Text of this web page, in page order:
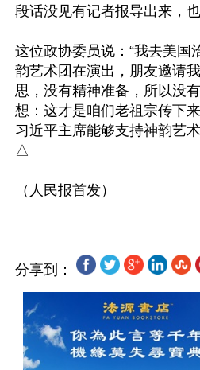
段话没见有记者报导出来，
这位政协委员说：“我去美国
韵艺术团在演出，朋友邀请
思，没有精神准备，所以没
想：这才是咱们老祖宗传下
习近平主席能够支持神韵艺
△
分享到：